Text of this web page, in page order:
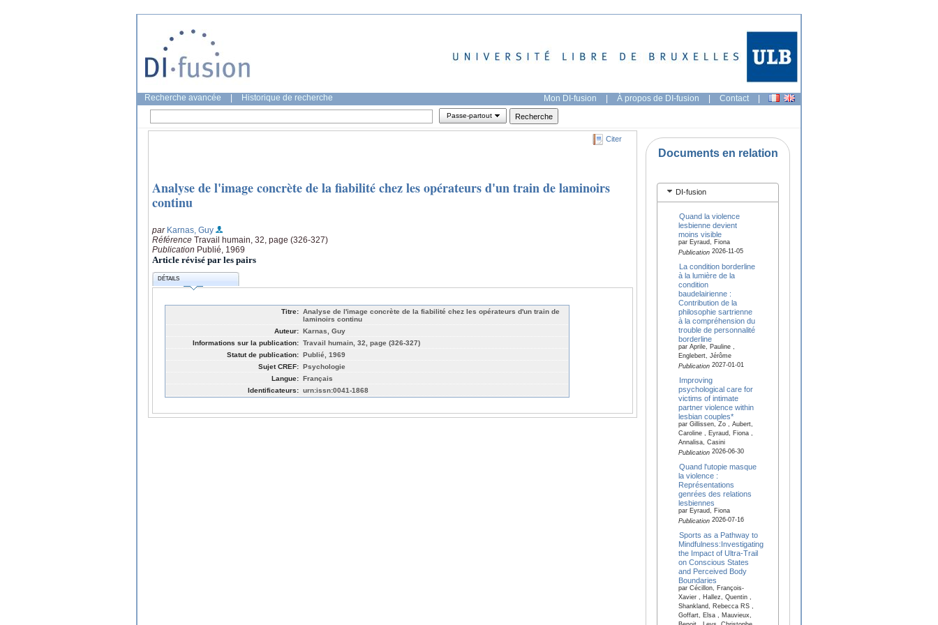
Recherche avancée Historique de recherche Mon DI-fusion | À propos de DI-fusion | Contact |
Passe-partout
Citer
Analyse de l'image concrète de la fiabilité chez les opérateurs d'un train de laminoirs
continu
par Karnas, Guy
Référence Travail humain, 32, page (326-327)
Publication Publié, 1969
Article révisé par les pairs
DÉTAILS
Titre: Analyse de l'image concrète de la fiabilité chez les opérateurs d'un train de
laminoirs continu
Auteur: Karnas, Guy
Informations sur la publication: Travail humain, 32, page (326-327)
Statut de publication: Publié, 1969
Sujet CREF: Psychologie
Langue: Français
Identificateurs: urn:issn:0041-1868
Documents en relation
DI-fusion
Quand la violence
lesbienne devient
moins visible
par Eyraud, Fiona
Publication2026-11-05
La condition borderline
à la lumière de la
condition
baudelairienne :
Contribution de la
philosophie sartrienne
à la compréhension du
trouble de personnalité
borderline
par Aprile, Pauline ,
Englebert, Jérôme
Publication2027-01-01
Improving
psychological care for
victims of intimate
partner violence within
lesbian couples*
par Gillissen, Zo , Aubert,
Caroline , Eyraud, Fiona ,
Annalisa, Casini
Publication2026-06-30
Quand l'utopie masque
la violence :
Représentations
genrées des relations
lesbiennes
par Eyraud, Fiona
Publication2026-07-16
Sports as a Pathway to
Mindfulness:Investigating
the Impact of Ultra-Trail
on Conscious States
and Perceived Body
Boundaries
par Cécillon, François-
Xavier , Hallez, Quentin ,
Shankland, Rebecca RS ,
Goffart, Elsa , Mauvieux,